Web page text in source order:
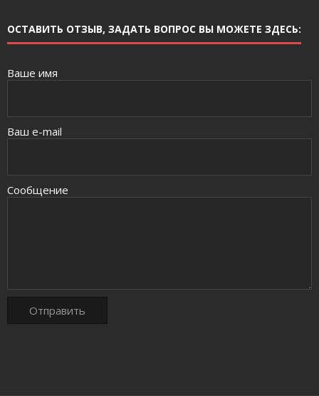
ОСТАВИТЬ ОТЗЫВ, ЗАДАТЬ ВОПРОС ВЫ МОЖЕТЕ ЗДЕСЬ:
Ваше имя
Ваш e-mail
Сообщение